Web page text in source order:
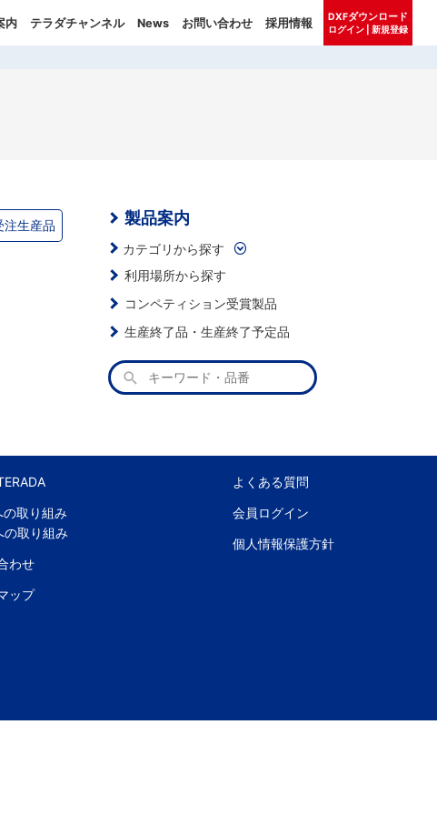
内 テラダチャンネル News お問い合わせ 採用情報 DXFダウンロード
ログイン | 新規登録
注生産品 製品案内
カテゴリから探す
利用場所から探す
コンペティション受賞製品
生産終了品・生産終了予定品
の取り組み
の取り組み
わせ
ップ
よくある質問
会員ログイン
個人情報保護方針